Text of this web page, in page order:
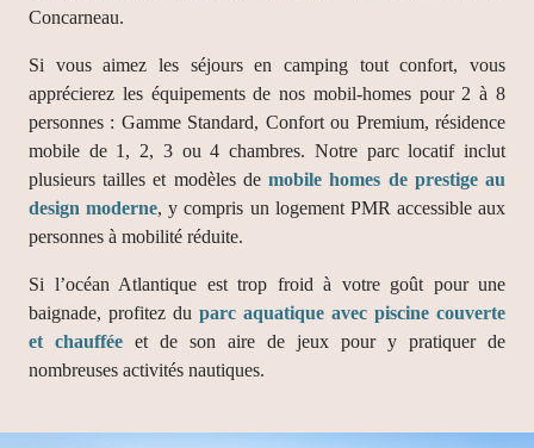
Concarneau.
Si vous aimez les séjours en camping tout confort, vous
apprécierez les équipements de nos mobil-homes pour 2 à 8
personnes : Gamme Standard, Confort ou Premium, résidence
mobile de 1, 2, 3 ou 4 chambres. Notre parc locatif inclut
plusieurs tailles et modèles demobile homes de prestige au
design moderne, y compris un logement PMR accessible aux
personnes à mobilité réduite.
Si l’océan Atlantique est trop froid à votre goût pour une
baignade, profitez du parc aquatique avec piscine couverte
et chauffée et de son aire de jeux pour y pratiquer de
nombreuses activités nautiques.